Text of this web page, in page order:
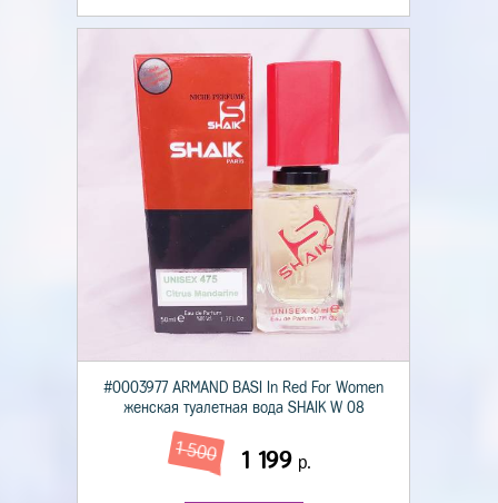
#0003977 ARMAND BASI In Red For Women
женская туалетная вода SHAIK W 08
1 500 1 199 р.